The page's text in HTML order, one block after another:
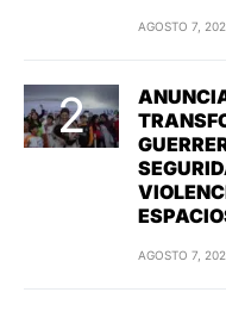
AGOSTO 7,
AGOSTO 7,